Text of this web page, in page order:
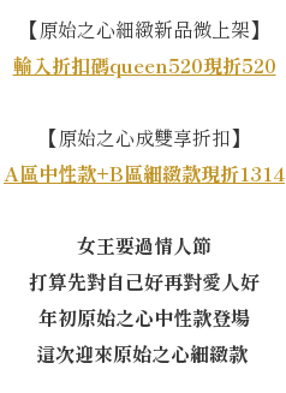
【原始之心細緻新品微上架】
輸入折扣碼queen520現折520
【原始之心成雙享折扣】
A區中性款+B區細緻款現折1314
女王要過情人節
打算先對自己好再對愛人好
年初原始之心中性款登場
這次迎來原始之心細緻款